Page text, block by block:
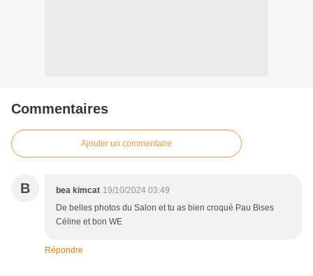
Commentaires
Ajouter un commentaire
B bea kimcat 19/10/2024 03:49
De belles photos du Salon et tu as bien croqué Pau Bises
Céline et bon WE
Répondre